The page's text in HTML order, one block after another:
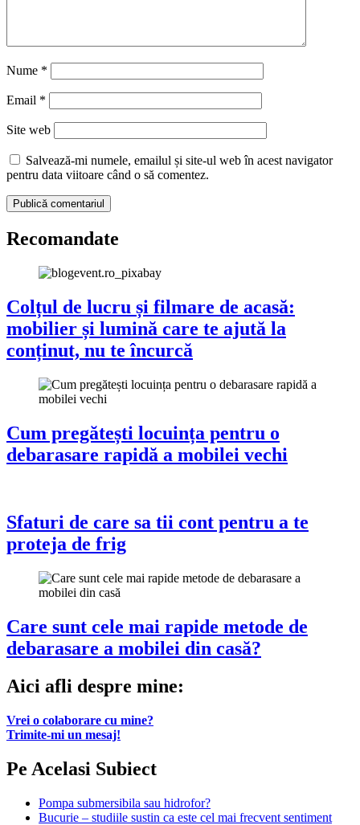
Nume *
Email *
Site web
Salvează-mi numele, emailul și site-ul web în acest navigator
pentru data viitoare când o să comentez.
Recomandate
Colțul de lucru și filmare de acasă:
mobilier și lumină care te ajută la
conținut, nu te încurcă
Cum pregătești locuința pentru o
debarasare rapidă a mobilei vechi
Sfaturi de care sa tii cont pentru a te
proteja de frig
Care sunt cele mai rapide metode de
debarasare a mobilei din casă?
Aici afli despre mine:
Vrei o colaborare cu mine?
Trimite-mi un mesaj!
Pe Acelasi Subiect
Pompa submersibila sau hidrofor?
Bucurie – studiile sustin ca este cel mai frecvent sentiment